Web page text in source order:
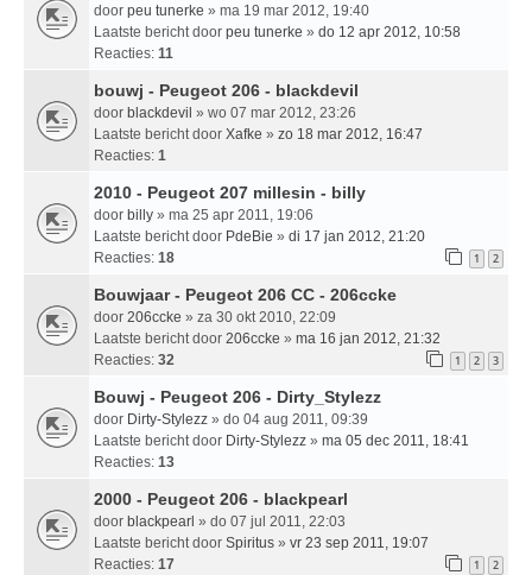
door peu tunerke » ma 19 mar 2012, 19:40
Laatste bericht door peu tunerke » do 12 apr 2012, 10:58
Reacties: 11
bouwj - Peugeot 206 - blackdevil
door blackdevil » wo 07 mar 2012, 23:26
Laatste bericht door Xafke » zo 18 mar 2012, 16:47
Reacties: 1
2010 - Peugeot 207 millesin - billy
door billy » ma 25 apr 2011, 19:06
Laatste bericht door PdeBie » di 17 jan 2012, 21:20
Reacties: 18 1 2
Bouwjaar - Peugeot 206 CC - 206ccke
door 206ccke » za 30 okt 2010, 22:09
Laatste bericht door 206ccke » ma 16 jan 2012, 21:32
Reacties: 32 1 2 3
Bouwj - Peugeot 206 - Dirty_Stylezz
door Dirty-Stylezz » do 04 aug 2011, 09:39
Laatste bericht door Dirty-Stylezz » ma 05 dec 2011, 18:41
Reacties: 13
2000 - Peugeot 206 - blackpearl
door blackpearl » do 07 jul 2011, 22:03
Laatste bericht door Spiritus » vr 23 sep 2011, 19:07
Reacties: 17 1 2